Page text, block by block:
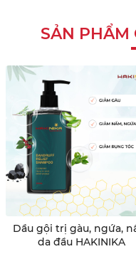
SẢN PHẨM
Dầu gội trị gàu, ngứa,
da đầu HAKINIKA